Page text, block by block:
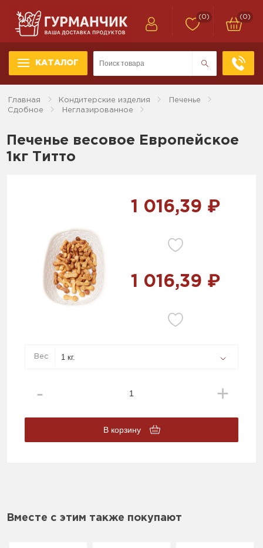
КАТАЛОГ
(0) (0)
Главная Кондитерские изделия
Печенье
Сдобное
Неглазированное
Печенье весовое Европейское
1кг Титто
1 016,39 ₽
1 016,39 ₽
Вес
В корзину
Вместе с этим также покупают